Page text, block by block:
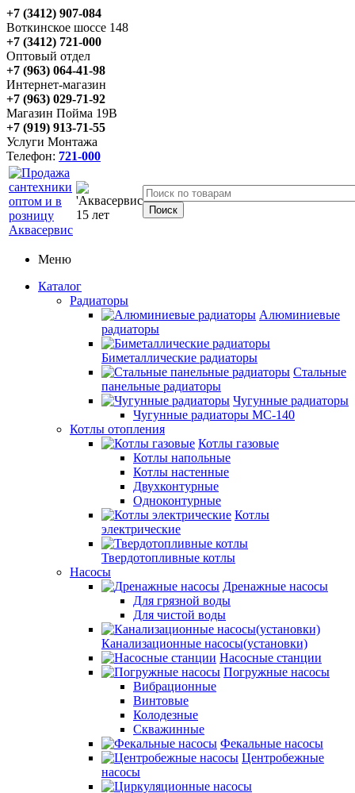
+7 (3412) 907-084
Воткинское шоссе 148
+7 (3412) 721-000
Оптовый отдел
+7 (963) 064-41-98
Интернет-магазин
+7 (963) 029-71-92
Магазин Пойма 19В
+7 (919) 913-71-55
Услуги Монтажа
Телефон: 721-000
Меню
Каталог
Радиаторы
Алюминиевые
радиаторы
Биметаллические радиаторы
Стальные
панельные радиаторы
Чугунные радиаторы
Чугунные радиаторы МС-140
Котлы отопления
Котлы газовые
Котлы напольные
Котлы настенные
Двухконтурные
Одноконтурные
Котлы
электрические
Твердотопливные котлы
Насосы
Дренажные насосы
Для грязной воды
Для чистой воды
Канализационные насосы(установки)
Насосные станции
Погружные насосы
Вибрационные
Винтовые
Колодезные
Скважинные
Фекальные насосы
Центробежные
насосы